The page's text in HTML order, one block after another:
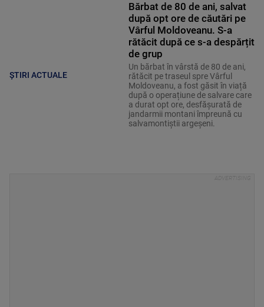
ȘTIRI ACTUALE
Bărbat de 80 de ani, salvat
după opt ore de căutări pe
Vârful Moldoveanu. S-a
rătăcit după ce s-a despărțit
de grup
Un bărbat în vârstă de 80 de ani,
rătăcit pe traseul spre Vârful
Moldoveanu, a fost găsit în viață
după o operațiune de salvare care
a durat opt ore, desfășurată de
jandarmii montani împreună cu
salvamontiștii argeșeni.